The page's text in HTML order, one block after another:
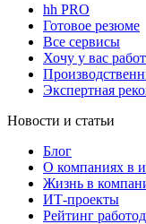
hh PRO
Готовое резюме
Все сервисы
Хочу у вас
Экспертная
Новости и статьи
Блог
О компаниях в
Жизнь в
ИТ-проекты
Рейтинг